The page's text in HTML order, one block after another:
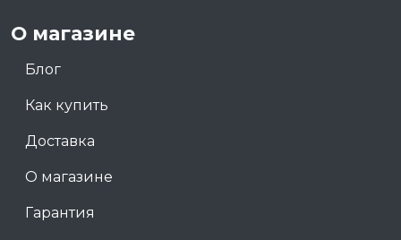
О магазине
Блог
Как купить
Доставка
О магазине
Гарантия